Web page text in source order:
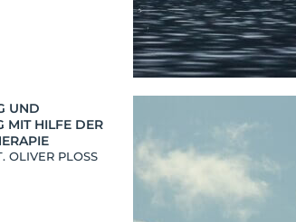
UND
MIT HILFE DER
OLIVER PLOSS